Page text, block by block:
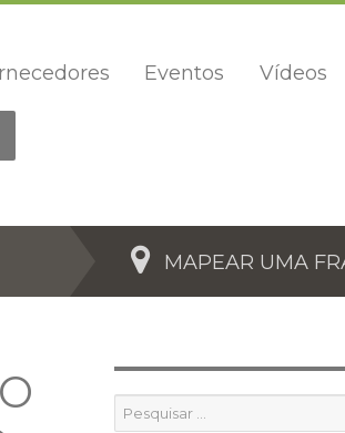
Eventos Vídeos
MAPEAR UMA
Pesquisar
por: